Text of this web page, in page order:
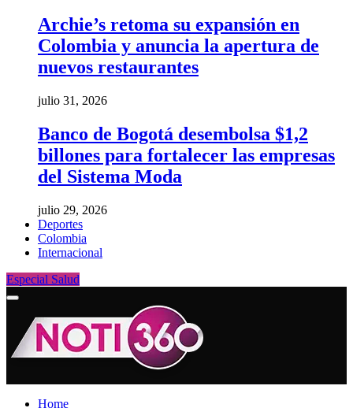
Archie’s retoma su expansión en
Colombia y anuncia la apertura de
nuevos restaurantes
julio 31, 2026
Banco de Bogotá desembolsa $1,2
billones para fortalecer las empresas
del Sistema Moda
julio 29, 2026
Deportes
Colombia
Internacional
Especial Salud
Home